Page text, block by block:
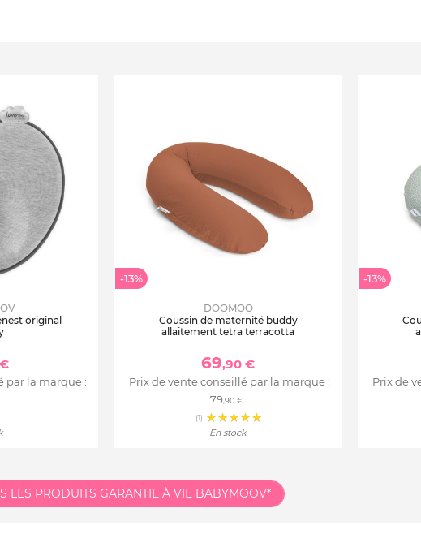
original
par la marque :
-13%
DOOMOO
Coussin de maternité buddy
allaitement tetra terracotta
69,90 €
Prix de vente conseillé par la marque :
79,90 €
(1)
En stock
-13%
Prix de
LES PRODUITS GARANTIE À VIE BABYMOOV*